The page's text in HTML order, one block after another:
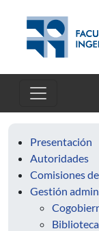
Presentación
Autoridades
Comisiones
Gestión
Biblioteca